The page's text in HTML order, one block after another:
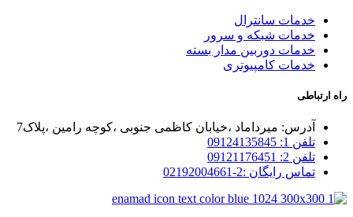
خدمات سانترال
خدمات شبکه و سرور
خدمات دوربین مدار بسته
خدمات کامپیوتری
راه ارتباطی
آدرس: میرداماد ،خیابان کاظمی جنوبی ،کوچه رامین ،پلاک7
تلفن 1: 09124135845
تلفن 2: 09121176451
تماس رایگان :2-02192004661